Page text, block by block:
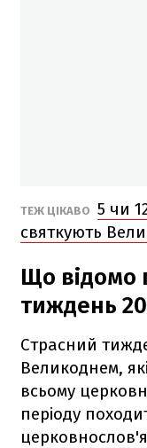
ТЕЖ ЦІКАВО 5 чи
святкують
Що відомо
тиждень
Страсний
Великоднем,
всьому
періоду